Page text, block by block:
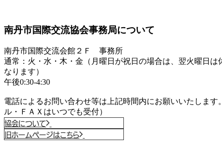
南丹市国際交流協会事務局について
南丹市国際交流会館２Ｆ 事務所
通常：火・水・木・金（月曜日が祝日の場合は、翌火曜日は
なります）
午後0:30-4:30
電話によるお問い合わせ等は上記時間内にお願いいたします
ル・ＦＡＸはいつでも受付）
協会について
旧ホームページはこちら